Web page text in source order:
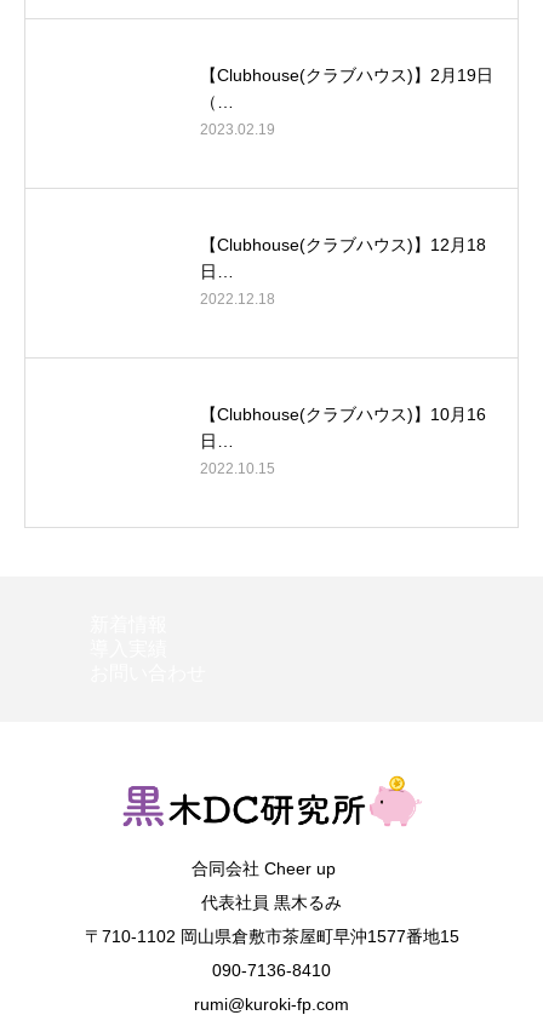
【Clubhouse(クラブハウス)】2月19日
（…
2023.02.19
【Clubhouse(クラブハウス)】12月18
日…
2022.12.18
【Clubhouse(クラブハウス)】10月16
日…
2022.10.15
合同会社 Cheer up
代表社員 黒木るみ
〒710-1102 岡山県倉敷市茶屋町早沖1577番地15
090-7136-8410
rumi@kuroki-fp.com